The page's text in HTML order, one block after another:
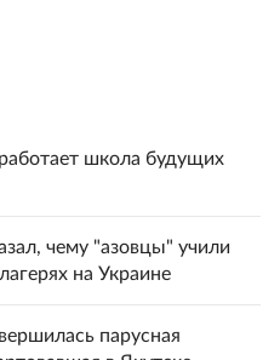
школа будущих
чему "азовцы" учили
на Украине
парусная